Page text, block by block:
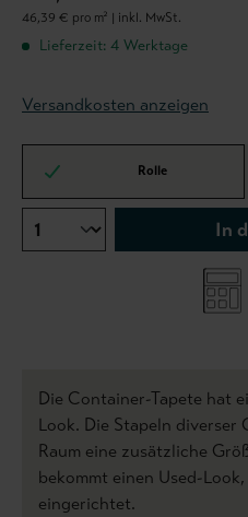
46,39 € pro m² | inkl. MwSt.
Lieferzeit: 4 Werktage
Versandkosten anzeigen
Rolle
In
Die Container-Tapete hat
Look. Die Stapeln diverser
Raum eine zusätzliche
bekommt einen Used-
eingerichtet.